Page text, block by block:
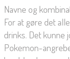
Navne og
For at gøre det
drinks. Det kunne
Pokemon-